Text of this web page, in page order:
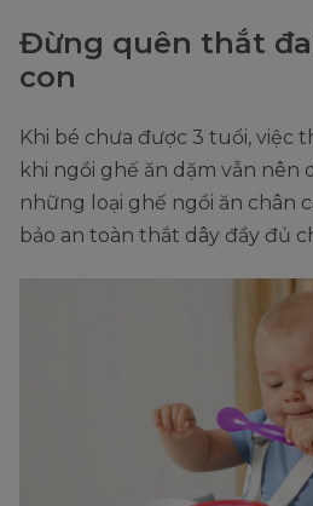
Đừng quên thắt
con
Khi bé chưa được 3 tuổi, việc
khi ngồi ghế ăn dặm vẫn nên
những loại ghế ngồi ăn chân
bảo an toàn thắt dây đầy đủ